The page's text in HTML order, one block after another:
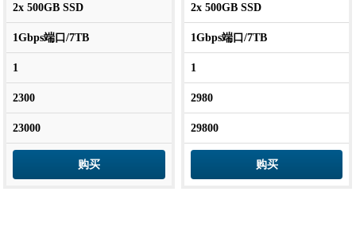
2x 500GB SSD
1Gbps端口/7TB
1
2300
23000
购买
2x 500GB SSD
1Gbps端口/7TB
1
2980
29800
购买